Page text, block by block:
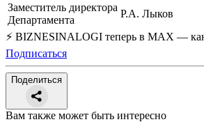
Заместитель директора
Департамента
Р.А. Лыков
⚡ BIZNESINALOGI теперь в MAX —
Подписаться
Поделиться
Вам также может быть интересно